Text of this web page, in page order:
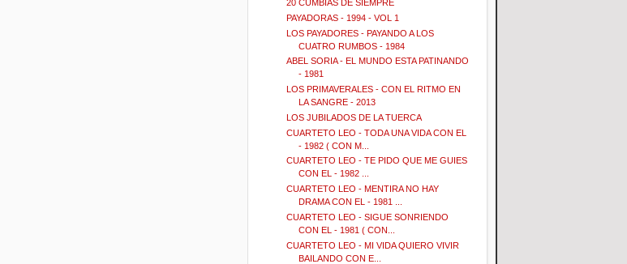
20 CUMBIAS DE SIEMPRE
PAYADORAS - 1994 - VOL 1
LOS PAYADORES - PAYANDO A LOS
CUATRO RUMBOS - 1984
ABEL SORIA - EL MUNDO ESTA PATINANDO
- 1981
LOS PRIMAVERALES - CON EL RITMO EN
LA SANGRE - 2013
LOS JUBILADOS DE LA TUERCA
CUARTETO LEO - TODA UNA VIDA CON EL
- 1982 ( CON M...
CUARTETO LEO - TE PIDO QUE ME GUIES
CON EL - 1982 ...
CUARTETO LEO - MENTIRA NO HAY
DRAMA CON EL - 1981 ...
CUARTETO LEO - SIGUE SONRIENDO
CON EL - 1981 ( CON...
CUARTETO LEO - MI VIDA QUIERO VIVIR
BAILANDO CON E...